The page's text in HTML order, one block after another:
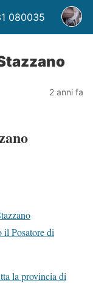
080035
2 anni fa
il Posatore di
la provincia di